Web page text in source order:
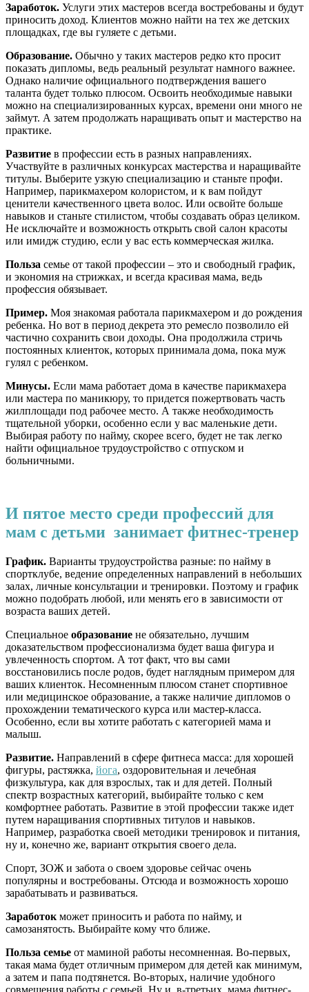
Заработок. Услуги этих мастеров всегда востребованы и будут
приносить доход. Клиентов можно найти на тех же детских
площадках, где вы гуляете с детьми.
Образование. Обычно у таких мастеров редко кто просит
показать дипломы, ведь реальный результат намного важнее.
Однако наличие официального подтверждения вашего
таланта будет только плюсом. Освоить необходимые навыки
можно на специализированных курсах, времени они много не
займут. А затем продолжать наращивать опыт и мастерство на
практике.
Развитие в профессии есть в разных направлениях.
Участвуйте в различных конкурсах мастерства и наращивайте
титулы. Выберите узкую специализацию и станьте профи.
Например, парикмахером колористом, и к вам пойдут
ценители качественного цвета волос. Или освойте больше
навыков и станьте стилистом, чтобы создавать образ целиком.
Не исключайте и возможность открыть свой салон красоты
или имидж студию, если у вас есть коммерческая жилка.
Польза семье от такой профессии – это и свободный график,
и экономия на стрижках, и всегда красивая мама, ведь
профессия обязывает.
Пример. Моя знакомая работала парикмахером и до рождения
ребенка. Но вот в период декрета это ремесло позволило ей
частично сохранить свои доходы. Она продолжила стричь
постоянных клиенток, которых принимала дома, пока муж
гулял с ребенком.
Минусы. Если мама работает дома в качестве парикмахера
или мастера по маникюру, то придется пожертвовать часть
жилплощади под рабочее место. А также необходимость
тщательной уборки, особенно если у вас маленькие дети.
Выбирая работу по найму, скорее всего, будет не так легко
найти официальное трудоустройство с отпуском и
больничными.
И пятое место среди профессий для
мам с детьми занимает фитнес-тренер
График. Варианты трудоустройства разные: по найму в
спортклубе, ведение определенных направлений в небольших
залах, личные консультации и тренировки. Поэтому и график
можно подобрать любой, или менять его в зависимости от
возраста ваших детей.
Специальное образование не обязательно, лучшим
доказательством профессионализма будет ваша фигура и
увлеченность спортом. А тот факт, что вы сами
восстановились после родов, будет наглядным примером для
ваших клиенток. Несомненным плюсом станет спортивное
или медицинское образование, а также наличие дипломов о
прохождении тематического курса или мастер-класса.
Особенно, если вы хотите работать с категорией мама и
малыш.
Развитие. Направлений в сфере фитнеса масса: для хорошей
фигуры, растяжка, йога, оздоровительная и лечебная
физкультура, как для взрослых, так и для детей. Полный
спектр возрастных категорий, выбирайте только с кем
комфортнее работать. Развитие в этой профессии также идет
путем наращивания спортивных титулов и навыков.
Например, разработка своей методики тренировок и питания,
ну и, конечно же, вариант открытия своего дела.
Спорт, ЗОЖ и забота о своем здоровье сейчас очень
популярны и востребованы. Отсюда и возможность хорошо
зарабатывать и развиваться.
Заработок может приносить и работа по найму, и
самозанятость. Выбирайте кому что ближе.
Польза семье от маминой работы несомненная. Во-первых,
такая мама будет отличным примером для детей как минимум,
а затем и папа подтянется. Во-вторых, наличие удобного
совмещения работы с семьей. Ну и, в-третьих, мама фитнес-